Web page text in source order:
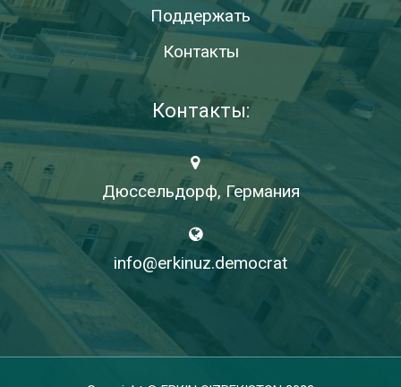
Поддержать
Контакты
Контакты:
Дюссельдорф, Германия
info@erkinuz.democrat